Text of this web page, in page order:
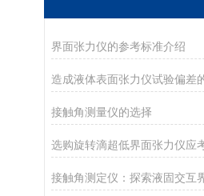
界面张力仪的参考标准介绍
接触角测量仪的选择